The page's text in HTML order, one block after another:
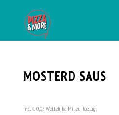
MOSTERD SAUS
Incl. € 0,05 Wettelijke Milieu Toeslag